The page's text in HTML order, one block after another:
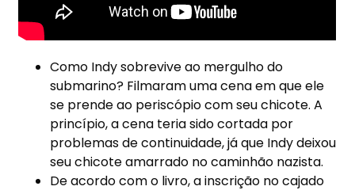
Como Indy sobrevive ao mergulho do
submarino? Filmaram uma cena em que ele
se prende ao periscópio com seu chicote. A
princípio, a cena teria sido cortada por
problemas de continuidade, já que Indy deixou
seu chicote amarrado no caminhão nazista.
De acordo com o livro, a inscrição no cajado